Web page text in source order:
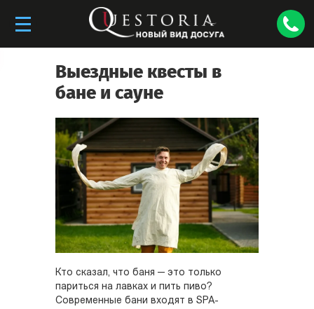
Выездные квесты в
бане и сауне
Кто сказал, что баня — это только
париться на лавках и пить пиво?
Современные бани входят в SPA-